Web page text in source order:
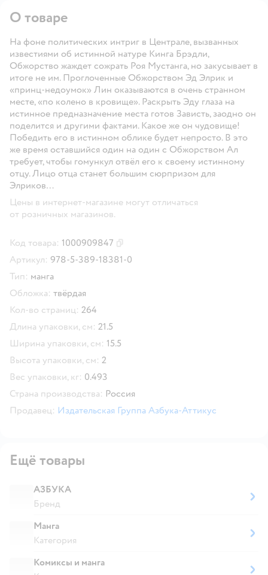
О товаре
На фоне политических интриг в Централе, вызванных
известиями об истинной натуре Кинга Брэдли,
Обжорство жаждет сожрать Роя Мустанга, но закусывает в
итоге не им. Проглоченные Обжорством Эд Элрик и
«принц-недоумок» Лин оказываются в очень странном
месте, «по колено в кровище». Раскрыть Эду глаза на
истинное предназначение места готов Зависть, заодно он
поделится и другими фактами. Какое же он чудовище!
Победить его в истинном облике будет непросто. В это
же время оставшийся один на один с Обжорством Ал
требует, чтобы гомункул отвёл его к своему истинному
отцу. Лицо отца станет большим сюрпризом для
Элриков…
Цены в интернет-магазине могут отличаться
от розничных магазинов.
Код товара: 1000909847
Артикул: 978-5-389-18381-0
Тип: манга
Обложка: твёрдая
Кол-во страниц: 264
Длина упаковки, см: 21.5
Ширина упаковки, см: 15.5
Высота упаковки, см: 2
Вес упаковки, кг: 0.493
Страна производства: Россия
Продавец: Издательская Группа Азбука-Аттикус
Ещё товары
АЗБУКА
Бренд
Манга
Категория
Комиксы и манга